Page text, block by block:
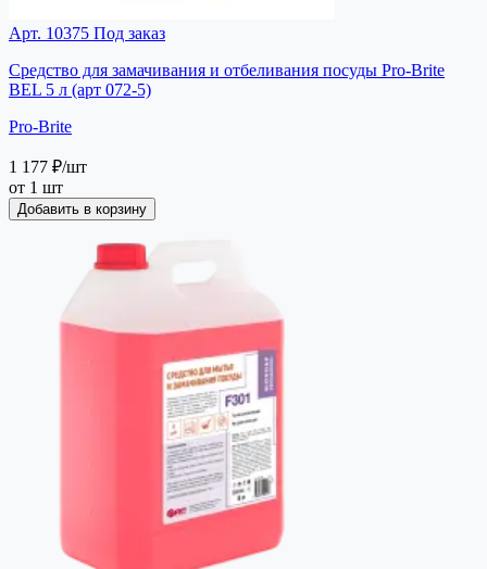
Арт. 10375 Под заказ
Средство для замачивания и отбеливания посуды Pro-Brite
BEL 5 л (арт 072-5)
Pro-Brite
1 177 ₽/шт
от 1 шт
Добавить в корзину